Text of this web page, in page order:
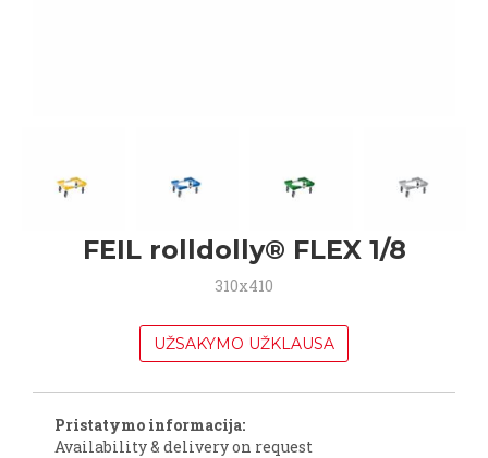
FEIL rolldolly® FLEX 1/8
310x410
UŽSAKYMO UŽKLAUSA
Pristatymo informacija:
Availability & delivery on request